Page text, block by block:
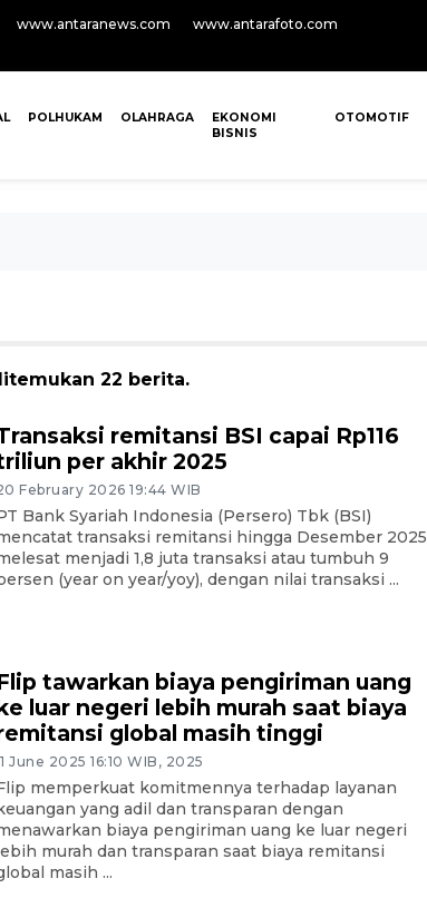
www.antaranews.com www.antarafoto.com
POLHUKAM OLAHRAGA
EKONOMI
BISNIS
OTOMOTIF
22 berita.
remitansi BSI capai Rp116
per akhir 2025
February 2026 19:44 WIB
Bank Syariah Indonesia (Persero) Tbk (BSI)
transaksi remitansi hingga Desember 2025
menjadi 1,8 juta transaksi atau tumbuh 9
(year on year/yoy), dengan nilai transaksi ...
tawarkan biaya pengiriman uang
luar negeri lebih murah saat biaya
global masih tinggi
June 2025 16:10 WIB, 2025
memperkuat komitmennya terhadap layanan
yang adil dan transparan dengan
biaya pengiriman uang ke luar negeri
murah dan transparan saat biaya remitansi
masih ...